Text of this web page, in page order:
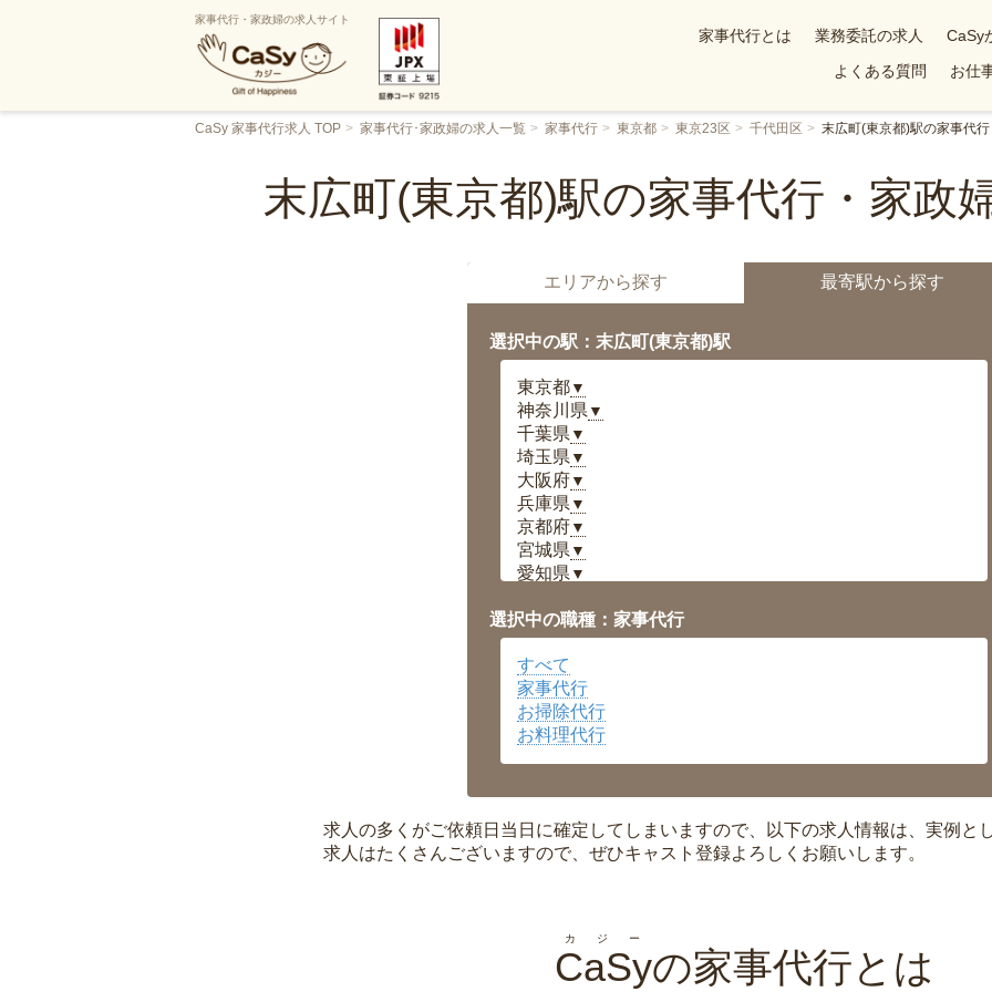
家事代行・家政婦の求人サイト
家事代行とは 業務委託の求人 CaSy
よくある質問
お仕
CaSy 家事代行求人 TOP 家事代行･家政婦の求人一覧 家事代行 東京都 東京23区 千代田区 末広町(東京都)駅の家事代行
末広町(東京都)駅の家事代行・家政
エリアから探す 最寄駅から探す
選択中の駅：末広町(東京都)駅
東京都▼
神奈川県 ▼
千葉県 ▼
埼玉県 ▼
大阪府▼
兵庫県 ▼
京都府▼
宮城県 ▼
愛知県 ▼
岡山県▼
広島県▼
沖縄県
選択中の職種：家事代行
すべて
家事代行
お掃除代行
お料理代行
求人の多くがご依頼日当日に確定してしまいますので、以下の求人情報は、実例と
求人はたくさんございますので、ぜひキャスト登録よろしくお願いします。
CaSy
カジー
の家事代行とは